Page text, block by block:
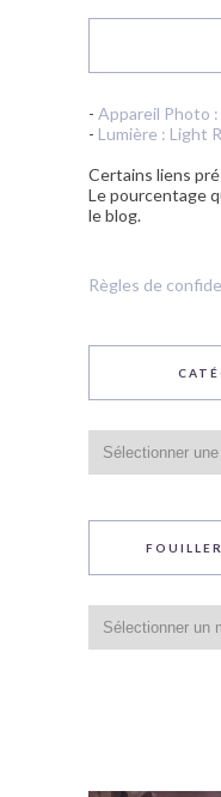
- Appareil Photo
- Lumière : Light
Certains liens
Le pourcentage
le blog.
Règles de
du
blog
dans
les